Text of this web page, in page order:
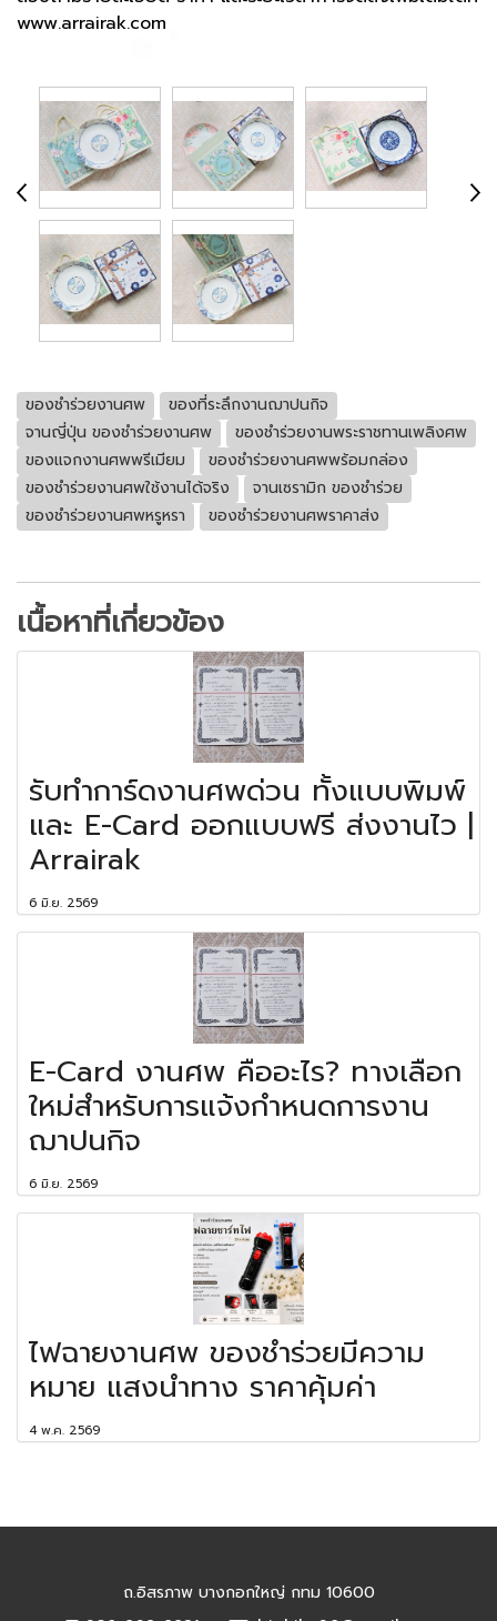
www.arrairak.com
ของชำร่วยงานศพ
ของที่ระลึกงานฌาปนกิจ
จานญี่ปุ่น ของชำร่วยงานศพ
ของชำร่วยงานพระราชทานเพลิงศพ
ของแจกงานศพพรีเมียม
ของชำร่วยงานศพพร้อมกล่อง
ของชำร่วยงานศพใช้งานได้จริง
จานเซรามิก ของชำร่วย
ของชำร่วยงานศพหรูหรา
ของชำร่วยงานศพราคาส่ง
เนื้อหาที่เกี่ยวข้อง
รับทำการ์ดงานศพด่วน ทั้งแบบพิมพ์
และ E-Card ออกแบบฟรี ส่งงานไว |
Arrairak
6 มิ.ย. 2569
E-Card งานศพ คืออะไร? ทางเลือก
ใหม่สำหรับการแจ้งกำหนดการงาน
ฌาปนกิจ
6 มิ.ย. 2569
ไฟฉายงานศพ ของชำร่วยมีความ
หมาย แสงนำทาง ราคาคุ้มค่า
4 พ.ค. 2569
ถ.อิสรภาพ บางกอกใหญ่ กทม 10600